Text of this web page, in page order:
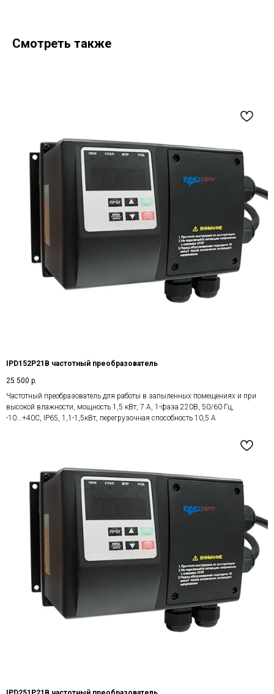
Смотреть также
IPD152P21B частотный преобразователь
25 500 р.
Частотный преобразователь для работы в запыленных помещениях и при
высокой влажности, мощность 1,5 кВт, 7 А, 1-фаза 220В, 50/60 Гц,
-10...+40С, IP65, 1,1-1,5кВт, перегрузочная способность 10,5 А